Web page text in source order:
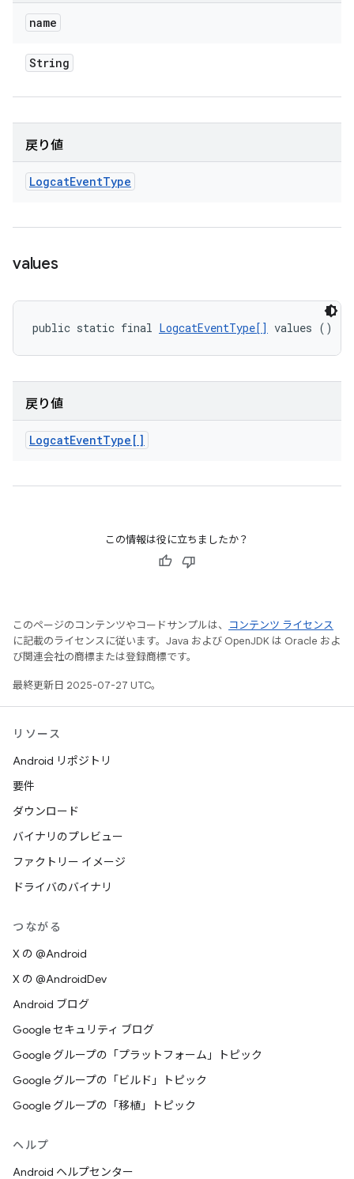
name
String
戻り値
LogcatEventType
values
public static final LogcatEventType[] values ()
戻り値
LogcatEventType[]
この情報は役に立ちましたか？
このページのコンテンツやコードサンプルは、
コンテンツ ライセンス
に記載のライセンスに従います。Java および OpenJDK は Oracle およ
び関連会社の商標または登録商標です。
最終更新日 2025-07-27 UTC。
リソース
Android リポジトリ
要件
ダウンロード
バイナリのプレビュー
ファクトリー イメージ
ドライバのバイナリ
つながる
X の @Android
X の @AndroidDev
Android ブログ
Google セキュリティ ブログ
Google グループの「プラットフォーム」トピック
Google グループの「ビルド」トピック
Google グループの「移植」トピック
ヘルプ
Android ヘルプセンター